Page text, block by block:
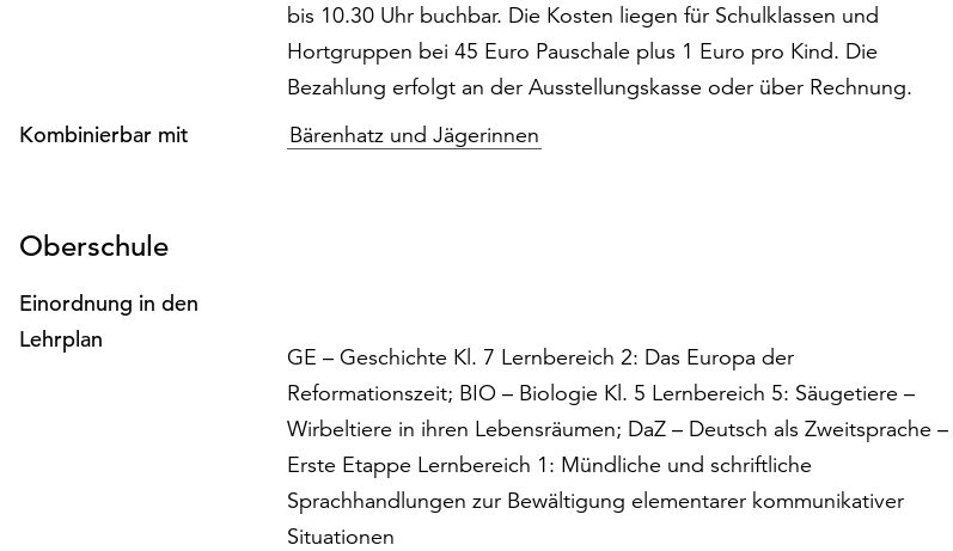
bis 10.30 Uhr buchbar. Die Kosten liegen für Schulklassen und
Hortgruppen bei 45 Euro Pauschale plus 1 Euro pro Kind. Die
Bezahlung erfolgt an der Ausstellungskasse oder über Rechnung.
Kombinierbar mit
Bärenhatz und Jägerinnen
Oberschule
Einordnung in den
Lehrplan
GE – Geschichte Kl. 7 Lernbereich 2: Das Europa der
Reformationszeit; BIO – Biologie Kl. 5 Lernbereich 5: Säugetiere –
Wirbeltiere in ihren Lebensräumen; DaZ – Deutsch als Zweitsprache –
Erste Etappe Lernbereich 1: Mündliche und schriftliche
Sprachhandlungen zur Bewältigung elementarer kommunikativer
Situationen